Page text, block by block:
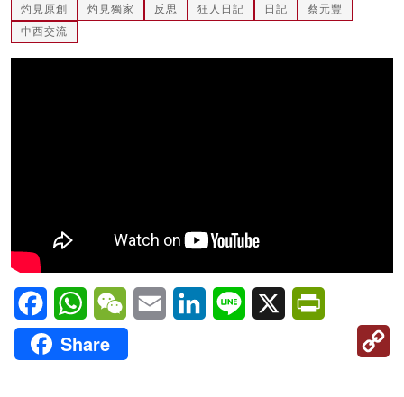
灼見原創 灼見獨家 反思 狂人日記 日記
蔡元豐
中西交流
FacebookWhatsAppWeChatEmail LinkedInLine X
Share